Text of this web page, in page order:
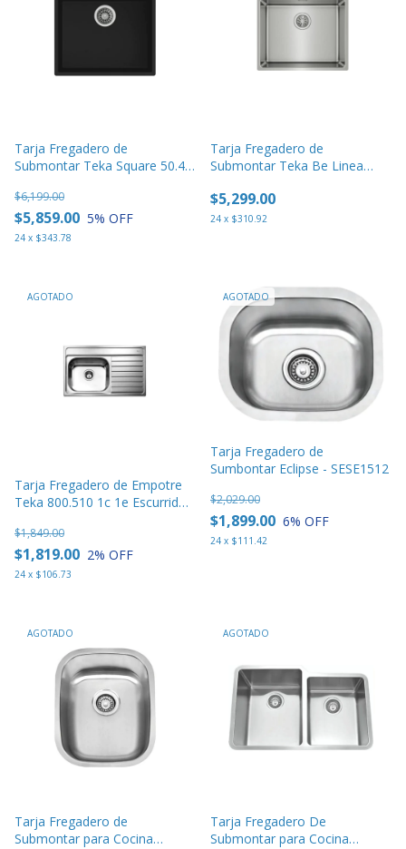
Tarja Fregadero de
Submontar Teka Square 50.40
$5,859.00
$6,199.00
5% OFF
24 x $343.78
Tarja Fregadero de
Submontar Teka Be Linea
Premium
$5,299.00
24 x $310.92
AGOTADO
Tarja Fregadero de Empotre
Teka 800.510 1c 1e Escurridor
$1,819.00
$1,849.00
2% OFF
24 x $106.73
AGOTADO
Tarja Fregadero de
Sumbontar Eclipse - SESE1512
$1,899.00
$2,029.00
6% OFF
24 x $111.42
AGOTADO
Tarja Fregadero de
Submontar para Cocina
AGOTADO
Tarja Fregadero De
Submontar para Cocina